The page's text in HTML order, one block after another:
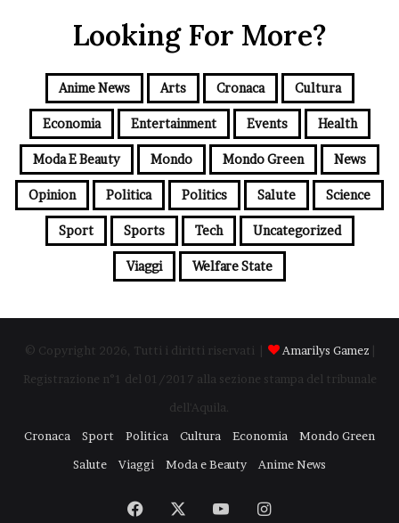
Looking For More?
Anime News Arts Cronaca Cultura
Economia Entertainment Events Health
Moda E Beauty Mondo Mondo Green News
Opinion Politica Politics Salute Science
Sport Sports Tech Uncategorized
Viaggi Welfare State
© Copyright 2026, Tutti i diritti riservati | Amarilys Gamez
Registrazione n°1 del 01/2017 alla sezione stampa del tribunale
dell'Aquila.
Cronaca
Sport Politica Cultura Economia
Mondo Green
Salute
Viaggi Moda e Beauty Anime News
Facebook You Instagram